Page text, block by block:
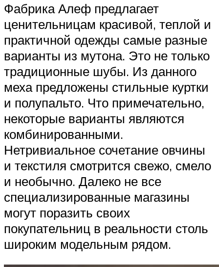
Фабрика Алеф предлагает
ценительницам красивой, теплой и
практичной одежды самые разные
варианты из мутона. Это не только
традиционные шубы. Из данного
меха предложены стильные куртки
и полупальто. Что примечательно,
некоторые варианты являются
комбинированными.
Нетривиальное сочетание овчины
и текстиля смотрится свежо, смело
и необычно. Далеко не все
специализированные магазины
могут поразить своих
покупательниц в реальности столь
широким модельным рядом.